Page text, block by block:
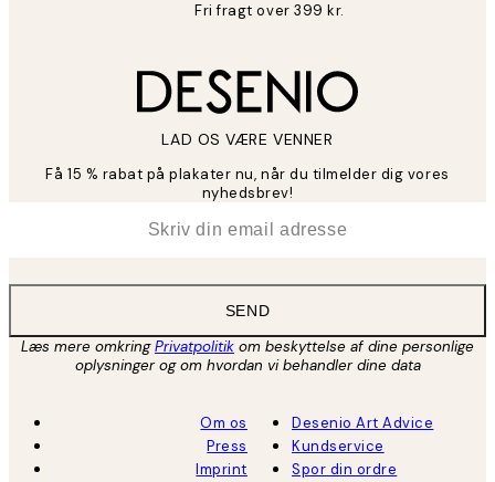
Fri fragt over 399 kr.
LAD OS VÆRE VENNER
Få 15 % rabat på plakater nu, når du tilmelder dig vores
nyhedsbrev!
SEND
Læs mere omkringPrivatpolitik om beskyttelse af dine personlige
oplysninger og om hvordan vi behandler dine data
Om os
Press
Imprint
Desenio Art Advice
Kundservice
Spor din ordre